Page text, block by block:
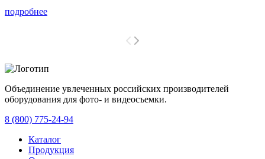
подробнее
Объединение увлеченных российских производителей
оборудования для фото- и видеосъемки.
8 (800) 775-24-94
Каталог
Продукция